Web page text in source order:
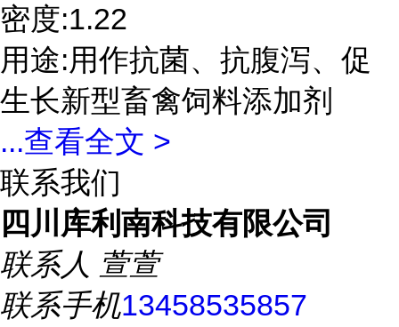
密度:1.22
用途:用作抗菌、抗腹泻、促
生长新型畜禽饲料添加剂
...查看全文 >
联系我们
四川库利南科技有限公司
联系人 萱萱
联系手机13458535857